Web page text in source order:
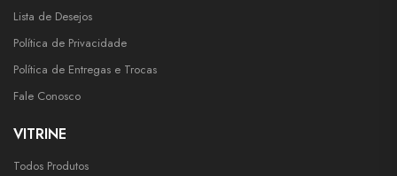
Lista de Desejos
Política de Privacidade
Política de Entregas e Trocas
Fale Conosco
VITRINE
Todos Produtos